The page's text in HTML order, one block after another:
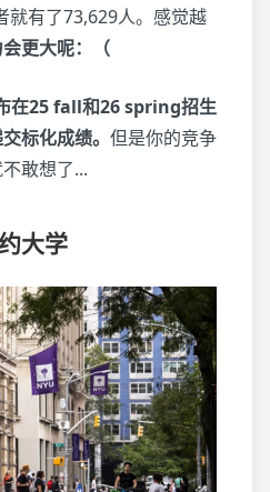
就有了73,629人。感觉越
更大呢：（
在25 fall和26 spring招生
标化成绩。 但是你的竞争
敢想了...
大学